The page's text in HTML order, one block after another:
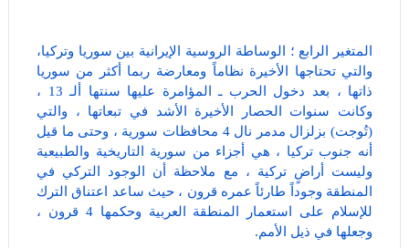
المتغير الرابع ؛ الوساطة الروسية الإيرانية بين سوريا وتركيا،
والتي تحتاجها الأخيرة نظاماً ومعارضة ربما أكثر من سوريا
ذاتها ، بعد دخول الحرب ـ المؤامرة عليها سنتها ألـ 13 ،
وكانت سنوات الحصار الأخيرة الأشد في تبعاتها ، والتي
(تُوجت) بزلزال مدمر نال 4 محافظات سورية ، وحتى ما قيل
أنه جنوب تركيا ، هي أجزاء من سورية التاريخية والطبيعية
وليست أراضٍ تركية ، مع ملاحظة أن الوجود التركي في
المنطقة وجوداً طارئاً عمره قرون ، حيث ساعد اعتناق الترك
للإسلام على استعمار المنطقة العربية وحكمها 4 قرون ،
وجعلها في ذيل الأمم.